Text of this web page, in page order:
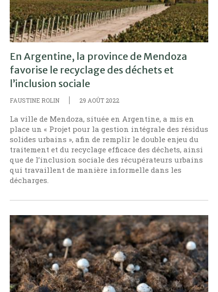
En Argentine, la province de Mendoza
favorise le recyclage des déchets et
l’inclusion sociale
FAUSTINE ROLIN 29 AOÛT 2022
La ville de Mendoza, située en Argentine, a mis en
place un « Projet pour la gestion intégrale des résidus
solides urbains », afin de remplir le double enjeu du
traitement et du recyclage efficace des déchets, ainsi
que de l’inclusion sociale des récupérateurs urbains
qui travaillent de manière informelle dans les
décharges.